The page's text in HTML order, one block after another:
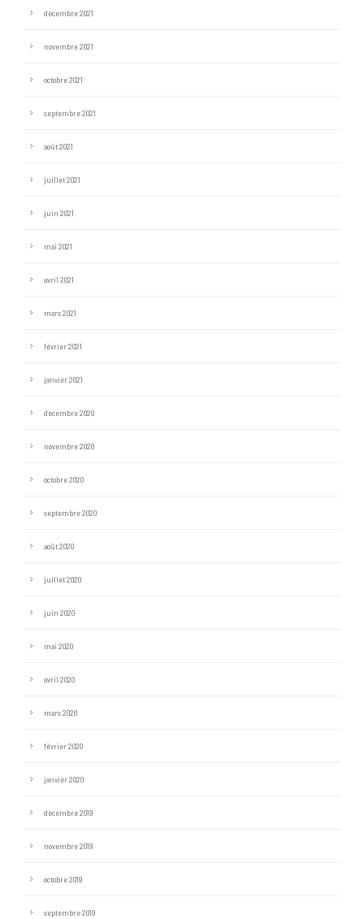
décembre 2021
novembre 2021
octobre 2021
septembre 2021
août 2021
juillet 2021
juin 2021
mai 2021
avril 2021
mars 2021
février 2021
janvier 2021
décembre 2020
novembre 2020
octobre 2020
septembre 2020
août 2020
juillet 2020
juin 2020
mai 2020
avril 2020
mars 2020
février 2020
janvier 2020
décembre 2019
novembre 2019
octobre 2019
septembre 2019